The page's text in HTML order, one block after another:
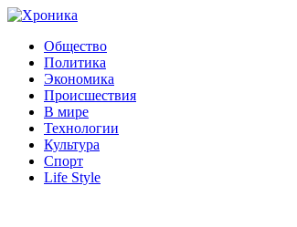
Общество
Политика
Экономика
Происшествия
В мире
Технологии
Культура
Спорт
Life Style